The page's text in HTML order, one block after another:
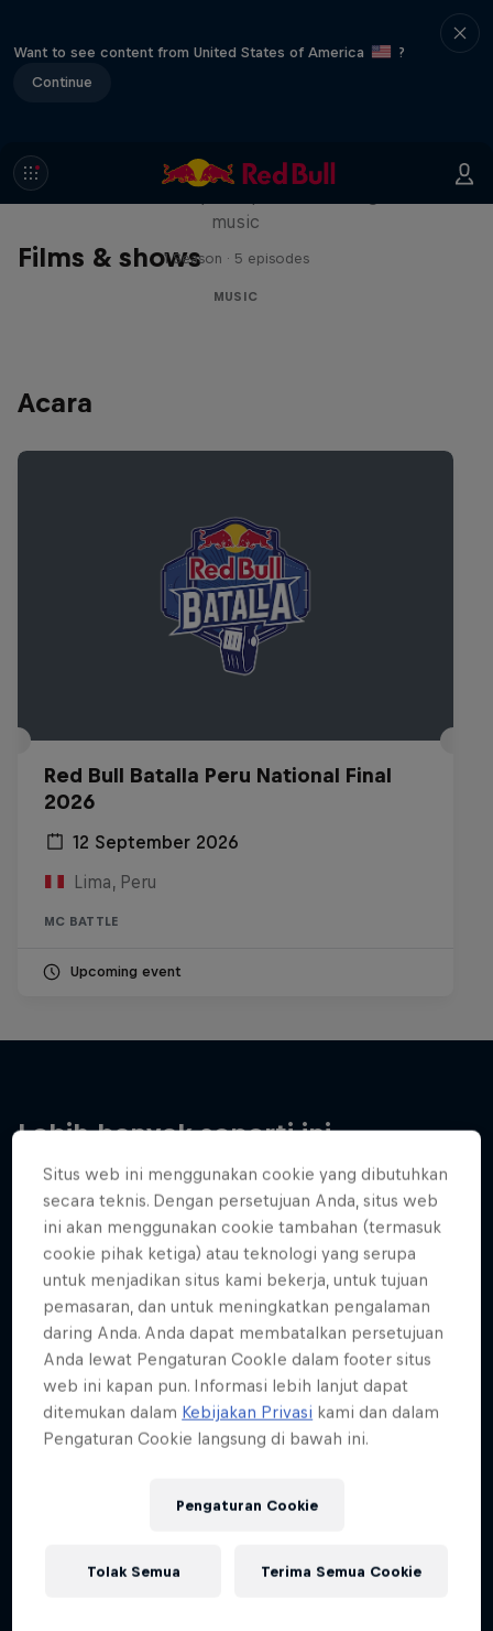
Want to see content from United States of America
?
Continue
Films & shows
Diggin' in the Carts
music
1 Season · 5 episodes
MUSIC
Acara
Red Bull Batalla Peru National Final
2026
12 September 2026
Lima, Peru
MC BATTLE
Upcoming event
Lebih banyak seperti ini
Situs web ini menggunakan cookie yang dibutuhkan
secara teknis. Dengan persetujuan Anda, situs web
ini akan menggunakan cookie tambahan (termasuk
cookie pihak ketiga) atau teknologi yang serupa
untuk menjadikan situs kami bekerja, untuk tujuan
pemasaran, dan untuk meningkatkan pengalaman
daring Anda. Anda dapat membatalkan persetujuan
Anda lewat Pengaturan CookIe dalam footer situs
web ini kapan pun. Informasi lebih lanjut dapat
ditemukan dalam Kebijakan Privasi kami dan dalam
Pengaturan Cookie langsung di bawah ini.
Pengaturan Cookie
Tolak Semua Terima Semua Cookie